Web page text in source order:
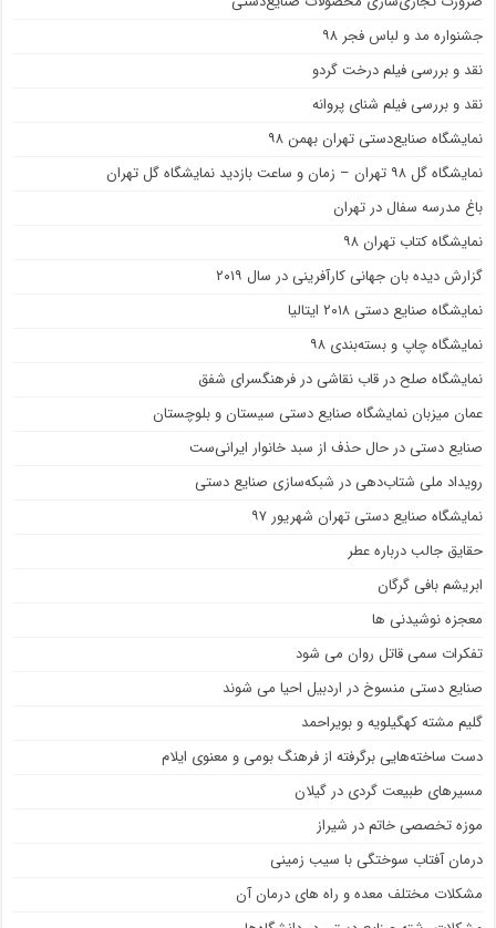
جشنواره مد و لباس فجر ۹۸
نقد و بررسی فیلم درخت گردو
نقد و بررسی فیلم شنای پروانه
نمایشگاه صنایع‌دستی تهران بهمن ۹۸
نمایشگاه گل ۹۸ تهران – زمان و ساعت بازدید نمایشگاه گل تهران
باغ مدرسه سفال در تهران
نمایشگاه کتاب تهران ۹۸
گزارش دیده بان جهانی کارآفرینی در سال ۲۰۱۹
نمایشگاه صنایع دستی ۲۰۱۸ ایتالیا
نمایشگاه چاپ و بسته‌بندی ۹۸
نمایشگاه صلح در قاب نقاشی در فرهنگسرای شفق
عمان میزبان نمایشگاه صنایع دستی سیستان و بلوچستان
صنایع دستی در حال حذف از سبد خانوار ایرانی‌ست
رویداد ملی شتاب‌دهی در شبکه‌سازی صنایع دستی
نمایشگاه صنایع دستی تهران شهریور ۹۷
حقایق جالب درباره عطر
ابریشم بافی گرگان
معجزه نوشیدنی ها
تفکرات سمی قاتل روان می شود
صنایع دستی منسوخ در اردبیل احیا می شوند
گلیم مشته کهگیلویه و بویراحمد
دست ساخته‌هایی برگرفته از فرهنگ بومی و معنوی ایلام
مسیرهای طبیعت گردی در گیلان
موزه تخصصی خاتم در شیراز
درمان آفتاب سوختگی با سیب زمینی
مشکلات مختلف معده و راه های درمان آن